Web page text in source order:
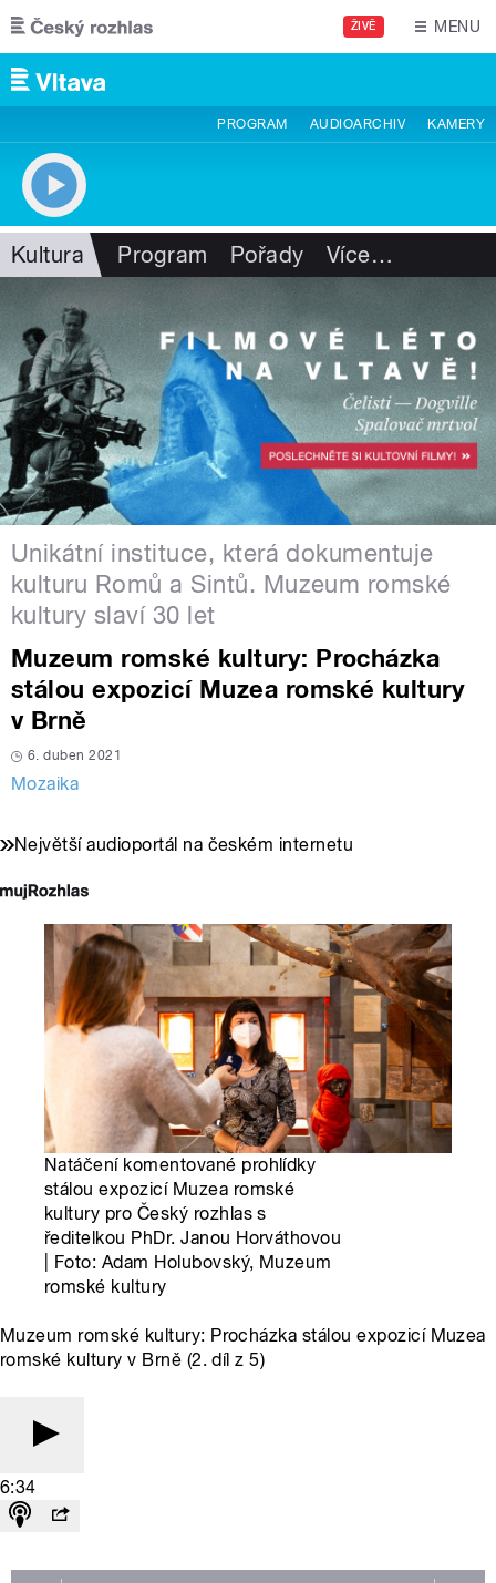
Přejít k hlavnímu obsahu
ŽIVĚ MENU
PROGRAM AUDIOARCHIV KAMERY
Kultura Program Pořady Více…
Unikátní instituce, která dokumentuje
kulturu Romů a Sintů. Muzeum romské
kultury slaví 30 let
Muzeum romské kultury: Procházka
stálou expozicí Muzea romské kultury
v Brně
6. duben 2021
Mozaika
Největší audioportál na českém internetu
Natáčení komentované prohlídky
stálou expozicí Muzea romské
kultury pro Český rozhlas s
ředitelkou PhDr. Janou Horváthovou
| Foto: Adam Holubovský, Muzeum
romské kultury
Muzeum romské kultury: Procházka stálou expozicí Muzea
romské kultury v Brně (2. díl z 5)
6:34